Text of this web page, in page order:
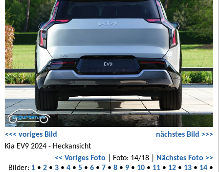
<<< voriges Bild
nächstes Bild >>>
Kia EV9 2024 - Heckansicht
<< Voriges Foto | Foto: 14/18 |
Nächstes Foto >>
Bilder: 1• 2• 3• 4• 5• 6• 7• 8• 9• 10• 11• 12• 13• 14•